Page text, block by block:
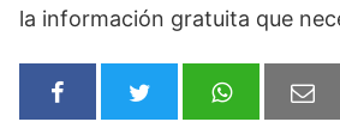
la información gratuita que